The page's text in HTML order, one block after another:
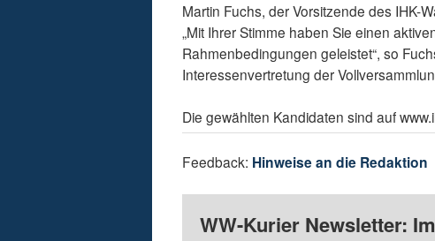
Martin Fuchs, der Vorsitzende des IHK-
„Mit Ihrer Stimme haben Sie einen
Rahmenbedingungen geleistet“, so
Interessenvertretung der
Die gewählten Kandidaten sind auf
Feedback: Hinweise an die Redaktion
WW-Kurier Newsletter: